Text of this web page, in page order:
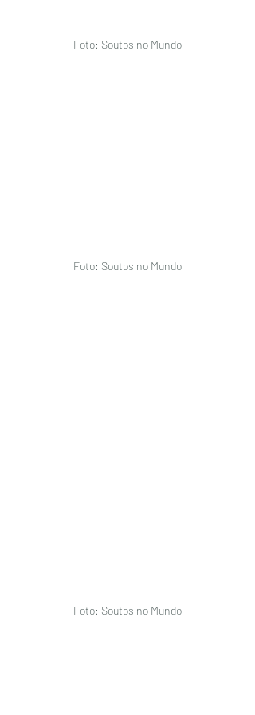
Foto: Soutos no Mundo
Foto: Soutos no Mundo
Foto: Soutos no Mundo